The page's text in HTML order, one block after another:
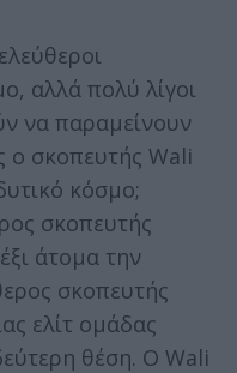
αλλά πολύ λίγοι
να παραμείνουν
ο σκοπευτής Wali
κόσμο;
σκοπευτής
άτομα την
σκοπευτής
ελίτ ομάδας
θέση. Ο Wali